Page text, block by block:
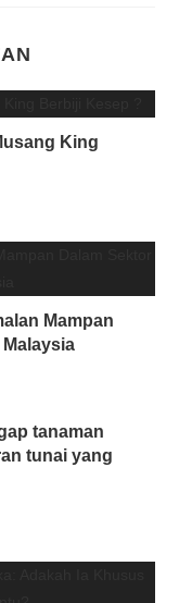
King
Mampan
tanaman
tunai yang